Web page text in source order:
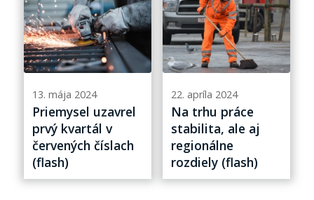
13. mája 2024
Priemysel uzavrel
prvý kvartál v
červených číslach
(flash)
22. apríla 2024
Na trhu práce
stabilita, ale aj
regionálne
rozdiely (flash)